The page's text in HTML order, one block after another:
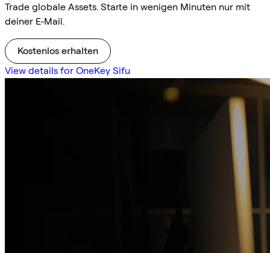
Trade globale Assets. Starte in wenigen Minuten nur mit
deiner E-Mail.
Kostenlos erhalten
View details for OneKey Sifu